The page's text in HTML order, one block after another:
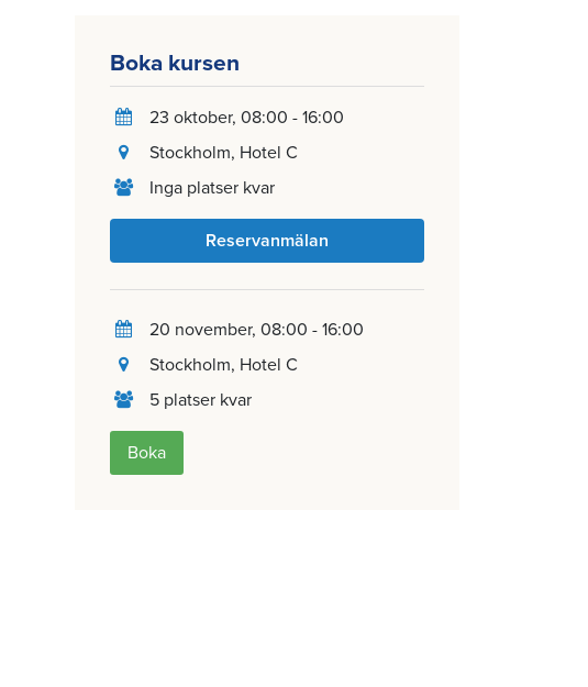
Boka kursen
23 oktober, 08:00 - 16:00
Stockholm, Hotel C
Inga platser kvar
Reservanmälan
20 november, 08:00 - 16:00
Stockholm, Hotel C
5 platser kvar
Boka